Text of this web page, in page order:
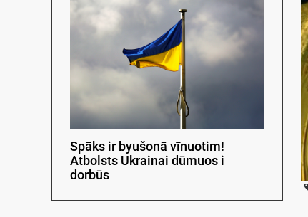
Spāks ir byušonā vīnuotim!
Atbolsts Ukrainai dūmuos i
dorbūs